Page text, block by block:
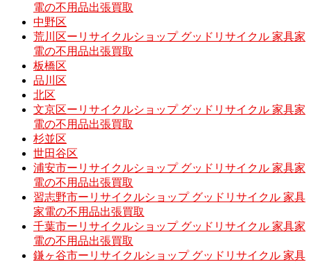
電の不用品出張買取
中野区
荒川区ーリサイクルショップ グッドリサイクル 家具家
電の不用品出張買取
板橋区
品川区
北区
文京区ーリサイクルショップ グッドリサイクル 家具家
電の不用品出張買取
杉並区
世田谷区
浦安市ーリサイクルショップ グッドリサイクル 家具家
電の不用品出張買取
習志野市ーリサイクルショップ グッドリサイクル 家具
家電の不用品出張買取
千葉市ーリサイクルショップ グッドリサイクル 家具家
電の不用品出張買取
鎌ヶ谷市ーリサイクルショップ グッドリサイクル 家具